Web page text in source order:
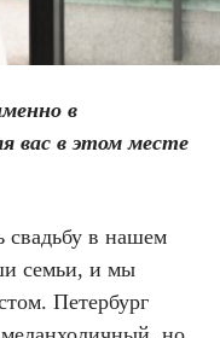
в
вас в этом месте
свадьбу в нашем
семьи, и мы
Петербург